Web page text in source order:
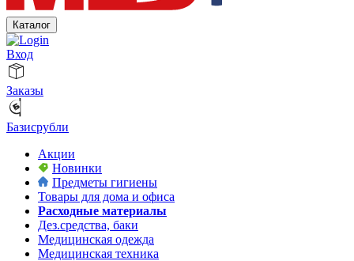
Каталог
Вход
Заказы
Базисрубли
Акции
Новинки
Предметы гигиены
Товары для дома и офиса
Расходные материалы
Дез.средства, баки
Медицинская одежда
Медицинская техника